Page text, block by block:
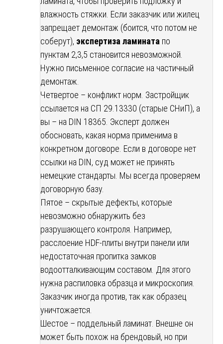
влажность стяжки. Если заказчик или жилец
запрещает демонтаж (боится, что потом не
соберут), экспертиза ламината по
пунктам 2,3,5 становится невозможной.
Нужно письменное согласие на частичный
демонтаж.
Четвертое – конфликт норм. Застройщик
ссылается на СП 29.13330 (старые СНиП), а
вы – на DIN 18365. Эксперт должен
обосновать, какая норма применима в
конкретном договоре. Если в договоре нет
ссылки на DIN, суд может не принять
немецкие стандарты. Мы всегда проверяем
договорную базу.
Пятое – скрытые дефекты, которые
невозможно обнаружить без
разрушающего контроля. Например,
расслоение HDF-плиты внутри панели или
недостаточная пропитка замков
водоотталкивающим составом. Для этого
нужна распиловка образца и микроскопия.
Заказчик иногда против, так как образец
уничтожается.
Шестое – поддельный ламинат. Внешне он
может быть похож на брендовый, но при